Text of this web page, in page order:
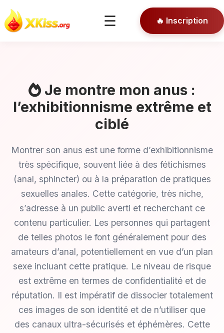
☰
🎯 Conseils
🔒 Connexion
🔥 Inscription
Je montre mon anus :
l’exhibitionnisme extrême et
ciblé
Montrer son anus est une forme d’exhibitionnisme
très spécifique, souvent liée à des fétichismes
(anal, sphincter) ou à la préparation de pratiques
sexuelles anales. Cette catégorie, très niche,
s’adresse à un public averti et recherchant ce
contenu particulier. Les personnes qui partagent
de telles photos le font généralement pour des
amateurs d’anal, potentiellement en vue d’un plan
sexe incluant cette pratique. Le niveau de risque
est extrême en termes de confidentialité et de
réputation. Il est impératif de dissocier totalement
ces images de son identité et de n’utiliser que
des canaux ultra-sécurisés et éphémères. Cette